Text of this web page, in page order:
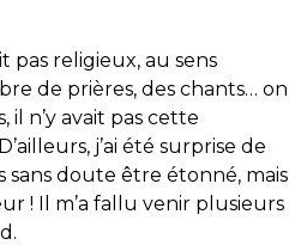
pas religieux, au sens
de prières, des chants… on
il n’y avait pas cette
j’ai été surprise de
sans doute être étonné, mais
! Il m’a fallu venir plusieurs